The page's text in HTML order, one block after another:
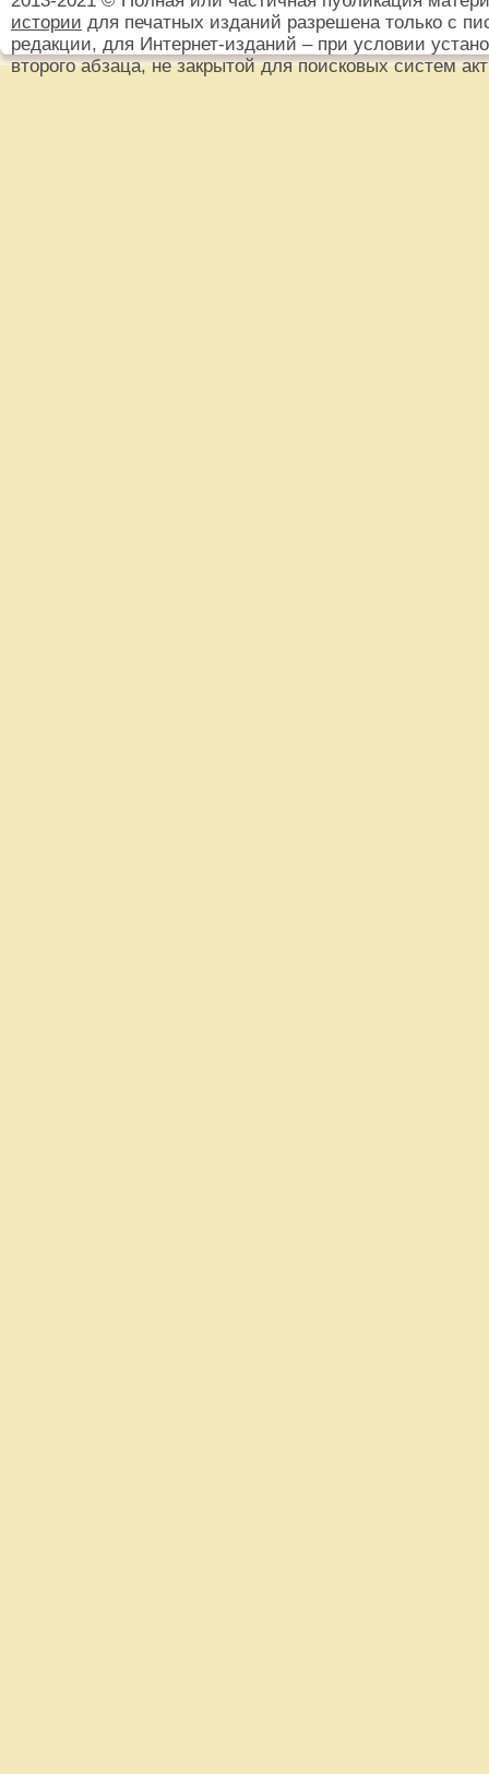
истории для печатных изданий разрешена только с
редакции, для Интернет-изданий – при условии
второго абзаца, не закрытой для поисковых систем